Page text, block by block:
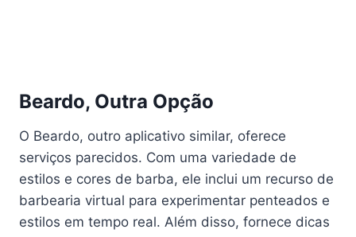
Beardo, Outra Opção
O Beardo, outro aplicativo similar, oferece
serviços parecidos. Com uma variedade de
estilos e cores de barba, ele inclui um recurso de
barbearia virtual para experimentar penteados e
estilos em tempo real. Além disso, fornece dicas